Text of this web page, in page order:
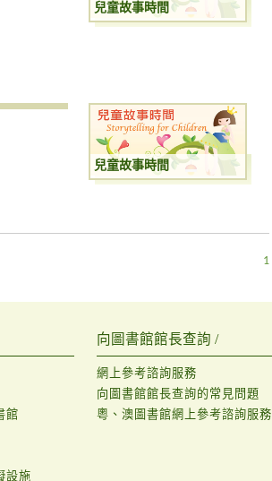
兒童故事時間
兒童故事時間
1
館
設施
向圖書館館長查詢 /
網上參考諮詢服務
向圖書館館長查詢的常見問題
粵、澳圖書館網上參考諮詢服務